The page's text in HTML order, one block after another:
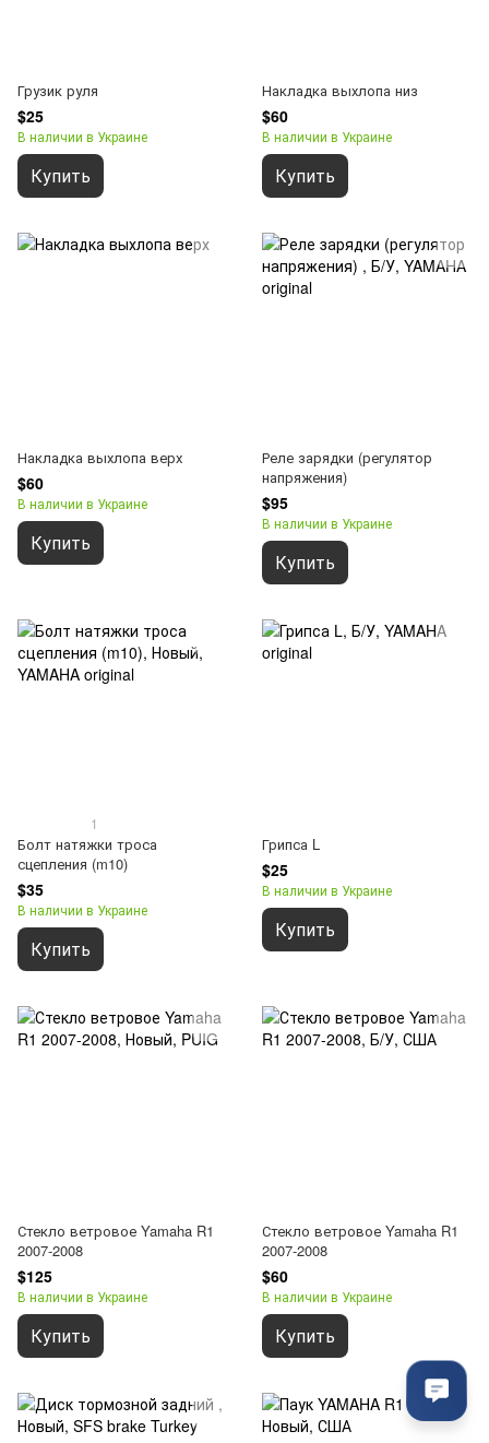
Грузик руля
$25
В наличии в Украине
Купить
Накладка выхлопа низ
$60
В наличии в Украине
Купить
Накладка выхлопа верх
$60
В наличии в Украине
Купить
Реле зарядки (регулятор
напряжения)
$95
В наличии в Украине
Купить
1
Болт натяжки троса
сцепления (m10)
$35
В наличии в Украине
Купить
Грипса L
$25
В наличии в Украине
Купить
Стекло ветровое Yamaha R1
2007-2008
$125
В наличии в Украине
Купить
Стекло ветровое Yamaha R1
2007-2008
$60
В наличии в Украине
Купить